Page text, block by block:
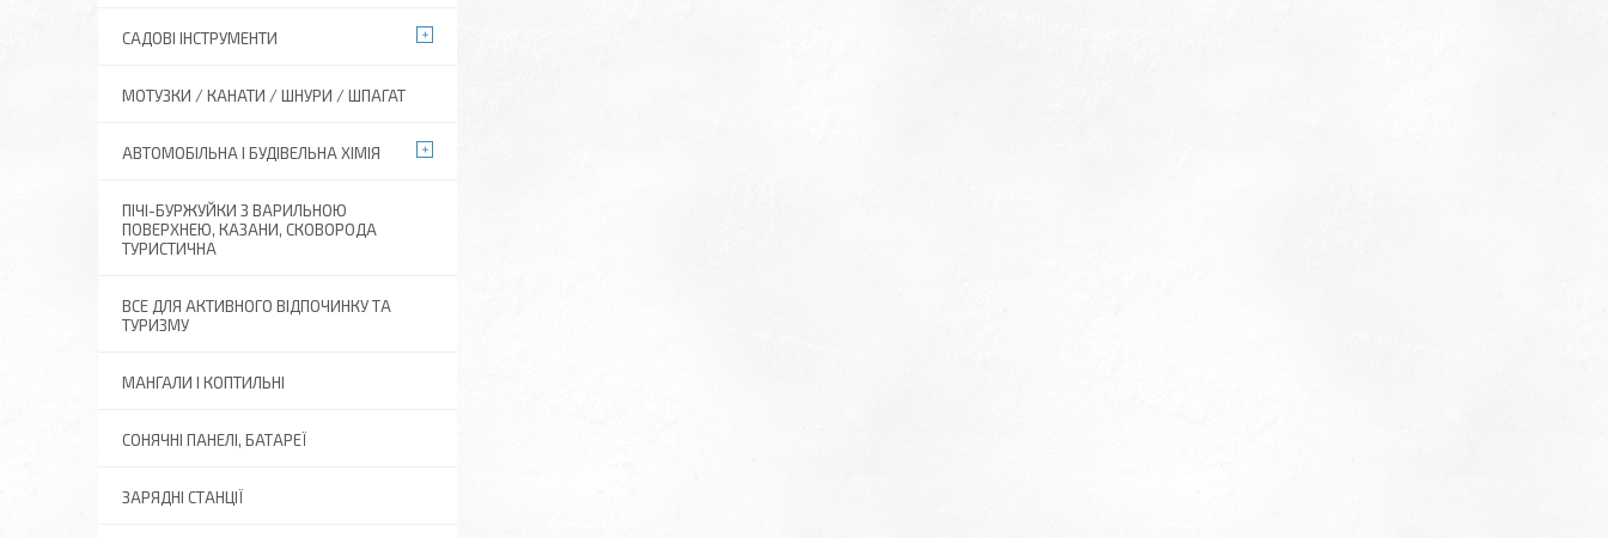
САДОВІ ІНСТРУМЕНТИ
МОТУЗКИ / КАНАТИ / ШНУРИ / ШПАГАТ
АВТОМОБІЛЬНА І БУДІВЕЛЬНА ХІМІЯ
ПІЧІ-БУРЖУЙКИ З ВАРИЛЬНОЮ
ПОВЕРХНЕЮ, КАЗАНИ, СКОВОРОДА
ТУРИСТИЧНА
ВСЕ ДЛЯ АКТИВНОГО ВІДПОЧИНКУ ТА
ТУРИЗМУ
МАНГАЛИ І КОПТИЛЬНІ
СОНЯЧНІ ПАНЕЛІ, БАТАРЕЇ
ЗАРЯДНІ СТАНЦІЇ